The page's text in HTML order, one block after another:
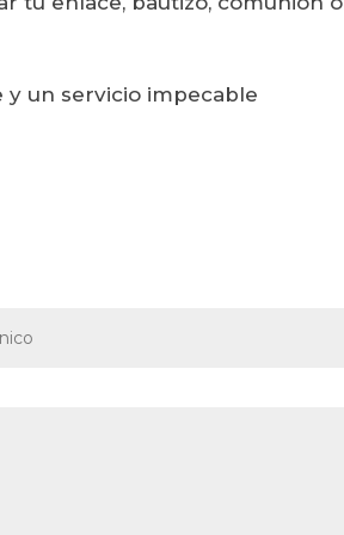
y un servicio impecable